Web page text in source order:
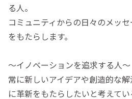
る人。
コミュニティからの日々のメッ
をもたらします。
〜イノベーションを追求する人〜
常に新しいアイデアや創造的な
に革新をもたらしたいと考えてい